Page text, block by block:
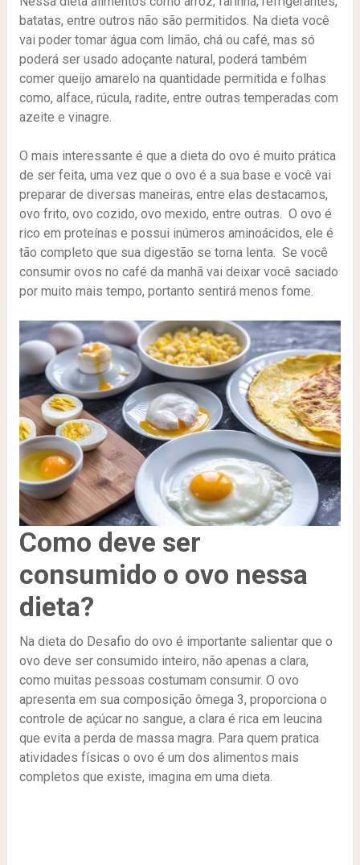
batatas, entre outros não são permitidos. Na dieta você
vai poder tomar água com limão, chá ou café, mas só
poderá ser usado adoçante natural, poderá também
comer queijo amarelo na quantidade permitida e folhas
como, alface, rúcula, radite, entre outras temperadas com
azeite e vinagre.
O mais interessante é que a dieta do ovo é muito prática
de ser feita, uma vez que o ovo é a sua base e você vai
preparar de diversas maneiras, entre elas destacamos,
ovo frito, ovo cozido, ovo mexido, entre outras. O ovo é
rico em proteínas e possui inúmeros aminoácidos, ele é
tão completo que sua digestão se torna lenta. Se você
consumir ovos no café da manhã vai deixar você saciado
por muito mais tempo, portanto sentirá menos fome.
Como deve ser
consumido o ovo nessa
dieta?
Na dieta do Desafio do ovo é importante salientar que o
ovo deve ser consumido inteiro, não apenas a clara,
como muitas pessoas costumam consumir. O ovo
apresenta em sua composição ômega 3, proporciona o
controle de açúcar no sangue, a clara é rica em leucina
que evita a perda de massa magra. Para quem pratica
atividades físicas o ovo é um dos alimentos mais
completos que existe, imagina em uma dieta.